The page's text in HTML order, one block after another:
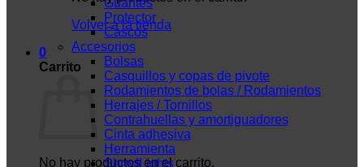
Volver a la tienda
0
Carrito
No hay productos en el carrito.
Guantes
Protector
Cascos
Accesorios
Bolsas
Casquillos y copas de pivote
Rodamientos de bolas / Rodamientos
Herrajes / Tornillos
Contrahuellas y amortiguadores
Cinta adhesiva
Herramienta
ShredLights